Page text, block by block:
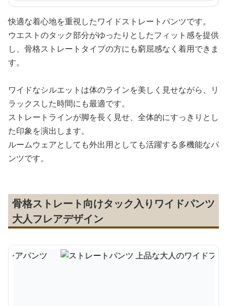
快適な着心地を重視したワイドストレートパンツです。
ウエストのタック部分がゆったりとしたフィット感を提供
し、骨格ストレートタイプの方にも窮屈感なく着用できま
す。
ワイドなシルエットは体のラインを美しく見せながら、リ
ラックスした時間にも最適です。
ストレートラインが脚を長く見せ、全体的にすっきりとし
た印象を演出します。
ルームウェアとしても外出用としても活躍する多機能なパ
ンツです。
骨格ストレート向けタック入りワイドパンツ
大人フレアデザイン